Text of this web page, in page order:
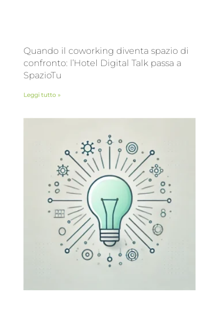
Quando il coworking diventa spazio di
confronto: l’Hotel Digital Talk passa a
SpazioTu
Leggi tutto »